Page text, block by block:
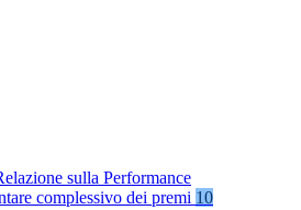
sulla Performance
complessivo dei premi 10